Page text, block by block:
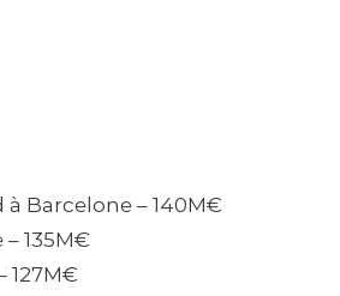
Barcelone – 140M€
135M€
127M€